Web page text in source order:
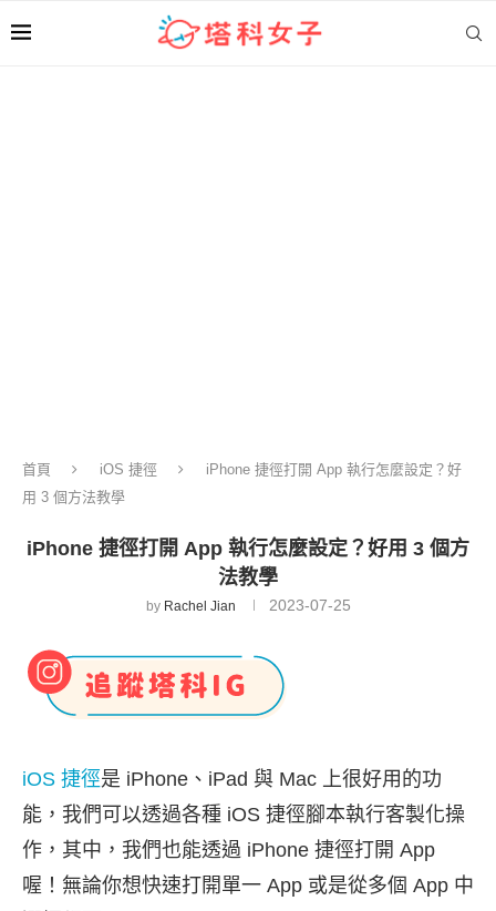
首頁 iOS 捷徑
iPhone 捷徑打開 App 執行怎麼設定？好
用 3 個方法教學
iPhone 捷徑打開 App 執行怎麼設定？好用 3 個方
法教學
by Rachel Jian 2023-07-25
iOS 捷徑是 iPhone、iPad 與 Mac 上很好用的功
能，我們可以透過各種 iOS 捷徑腳本執行客製化操
作，其中，我們也能透過 iPhone 捷徑打開 App
喔！無論你想快速打開單一 App 或是從多個 App 中